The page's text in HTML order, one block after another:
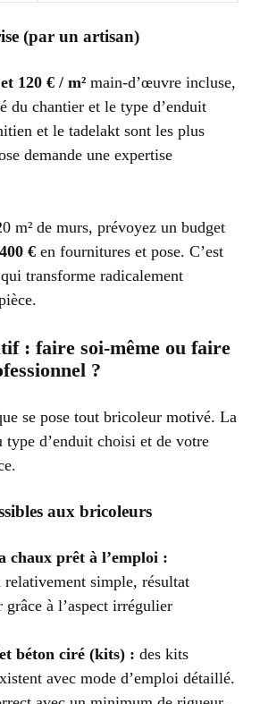
(par un artisan)
120 € / m² main-d’œuvre incluse,
du chantier et le type d’enduit
et le tadelakt sont les plus
demande une expertise
m² de murs, prévoyez un budget
€ en fournitures et pose. C’est
transforme radicalement
: faire soi-même ou faire
?
se pose tout bricoleur motivé. La
type d’enduit choisi et de votre
aux bricoleurs
chaux prêt à l’emploi :
simple, résultat
grâce à l’aspect irrégulier
béton ciré (kits) : des kits
avec mode d’emploi détaillé.